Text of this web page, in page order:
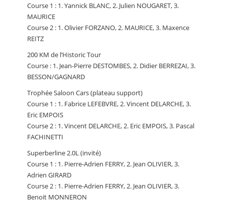
Course 1 : 1. Yannick BLANC, 2. Julien NOUGARET, 3.
MAURICE
Course 2 : 1. Olivier FORZANO, 2. MAURICE, 3. Maxence
REITZ
200 KM de l’Historic Tour
Course : 1. Jean-Pierre DESTOMBES, 2. Didier BERREZAI, 3.
BESSON/GAGNARD
Trophée Saloon Cars (plateau support)
Course 1 : 1. Fabrice LEFEBVRE, 2. Vincent DELARCHE, 3.
Eric EMPOIS
Course 2 : 1. Vincent DELARCHE, 2. Eric EMPOIS, 3. Pascal
FACHINETTI
Superberline 2.0L (invité)
Course 1 : 1. Pierre-Adrien FERRY, 2. Jean OLIVIER, 3.
Adrien GIRARD
Course 2 : 1. Pierre-Adrien FERRY, 2. Jean OLIVIER, 3.
Benoit MONNERON